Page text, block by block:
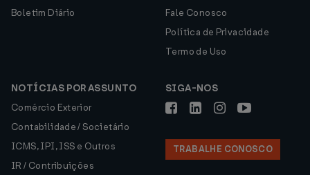
Boletim Diário
Fale Conosco
Política de Privacidade
Termo de Uso
NOTÍCIAS POR ASSUNTO
Comércio Exterior
Contabilidade / Societário
ICMS, IPI, ISS e Outros
IR / Contribuições
SIGA-NOS
TRABALHE CONOSCO